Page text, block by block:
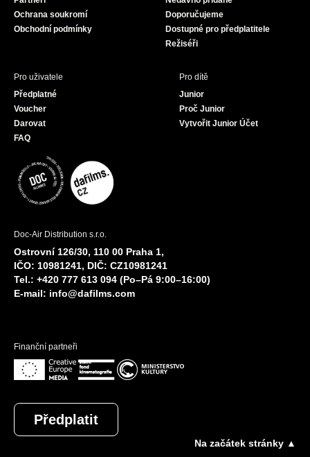
Ochrana soukromí
Obchodní podmínky
Doporučujeme
Dostupné pro předplatitele
Režiséři
Pro uživatele
Předplatné
Voucher
Darovat
FAQ
Pro dítě
Junior
Proč Junior
Vytvořit Junior Účet
Doc-Air Distribution s.r.o.
Ostrovní 126/30, 110 00 Praha 1,
IČO: 10981241, DIČ: CZ10981241
Tel.: +420 777 613 094 (Po–Pá 9:00–16:00)
E-mail: info@dafilms.com
Finanční partneři
Předplatit
Na začátek stránky ▲